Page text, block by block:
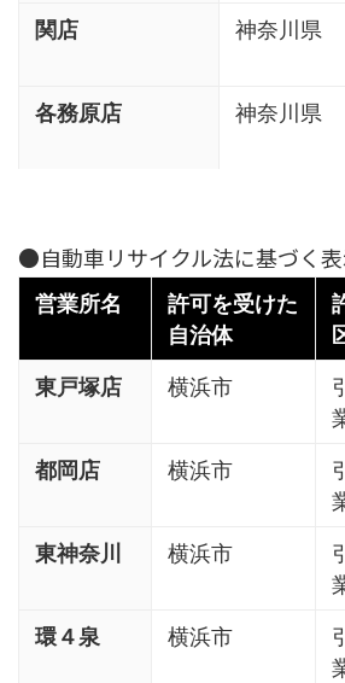
関店 神奈川県
各務原店
神奈川県
●自動車リサイクル法に基づく
営業所名
許可を受けた
自治体
東戸塚店 横浜市
都岡店
横浜市
東神奈川
横浜市
環４泉
横浜市